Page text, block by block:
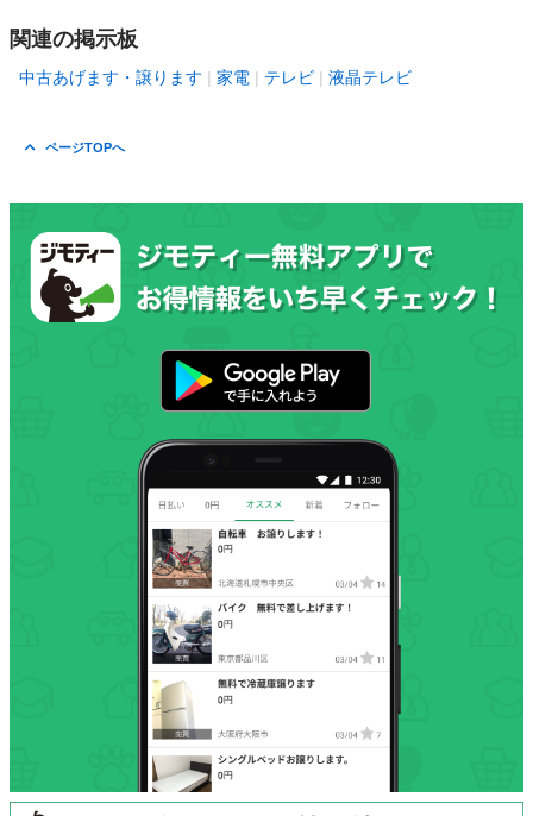
関連の掲示板
中古あげます・譲ります 家電 テレビ 液晶テレビ
ページTOPへ